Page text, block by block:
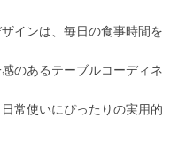
インは、毎日の食事時間を
のあるテーブルコーディネ
常使いにぴったりの実用的